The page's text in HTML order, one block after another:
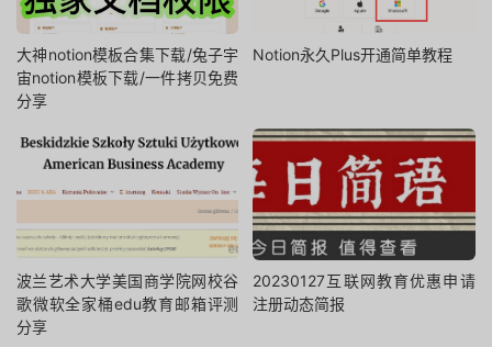
大神notion模板合集下载/兔子宇
宙notion模板下载/一件拷贝免费
分享
Notion永久Plus开通简单教程
波兰艺术大学美国商学院网校谷
歌微软全家桶edu教育邮箱评测
分享
20230127互联网教育优惠申请
注册动态简报